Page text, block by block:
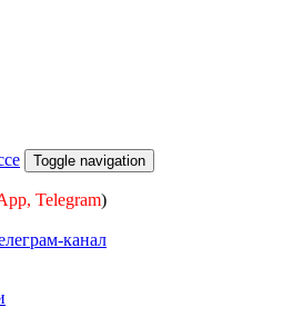
Toggle navigation
Telegram)
канал